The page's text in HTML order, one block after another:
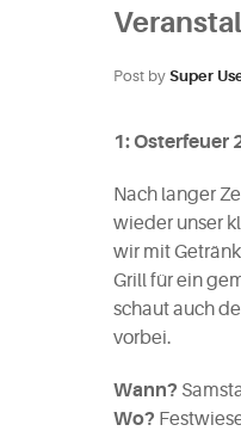
Post by Super
1: Osterfeuer
Nach langer
wieder unser
wir mit
Grill für ein
schaut auch
vorbei.
Wann?
Wo?